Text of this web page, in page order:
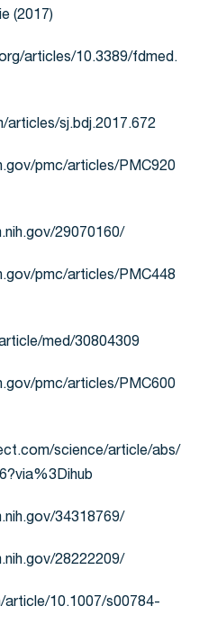
(2017)
articles/10.3389/fdmed.
articles/sj.bdj.2017.672
pmc/articles/PMC920
29070160/
pmc/articles/PMC448
med/30804309
pmc/articles/PMC600
science/article/abs/
34318769/
28222209/
article/10.1007/s00784-